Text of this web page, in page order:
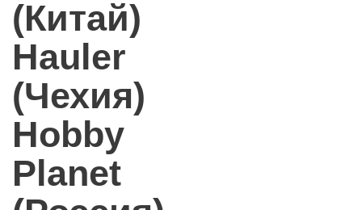
(Китай)
Hauler
(Чехия)
Hobby
Planet